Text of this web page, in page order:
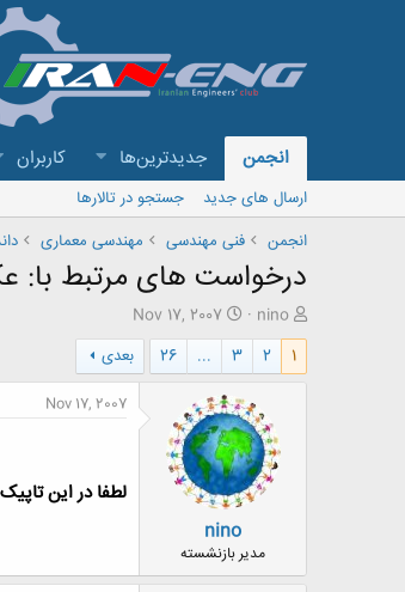
انجمن جدیدترین‌ها کاربران
ارسال های جدید
جستجو در تالارها
انجمن
فنی مهندسی مهندسی معماری
درخواست های مرتبط با:
ش
ر
ع
و
nino
ت
ا
ی
خ
ش
ر
و
ع
Nov 17, 2007
1
2
3
...
26 بعدی
nino
مدیر بازنشسته
Nov 17, 2007
لطفا در این